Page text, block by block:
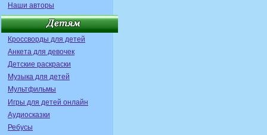
Наши авторы
Кроссворды для детей
Анкета для девочек
Детские раскраски
Музыка для детей
Мультфильмы
Игры для детей онлайн
Аудиосказки
Ребусы